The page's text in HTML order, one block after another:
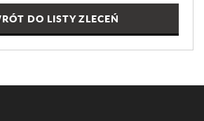
DO LISTY ZLECEŃ